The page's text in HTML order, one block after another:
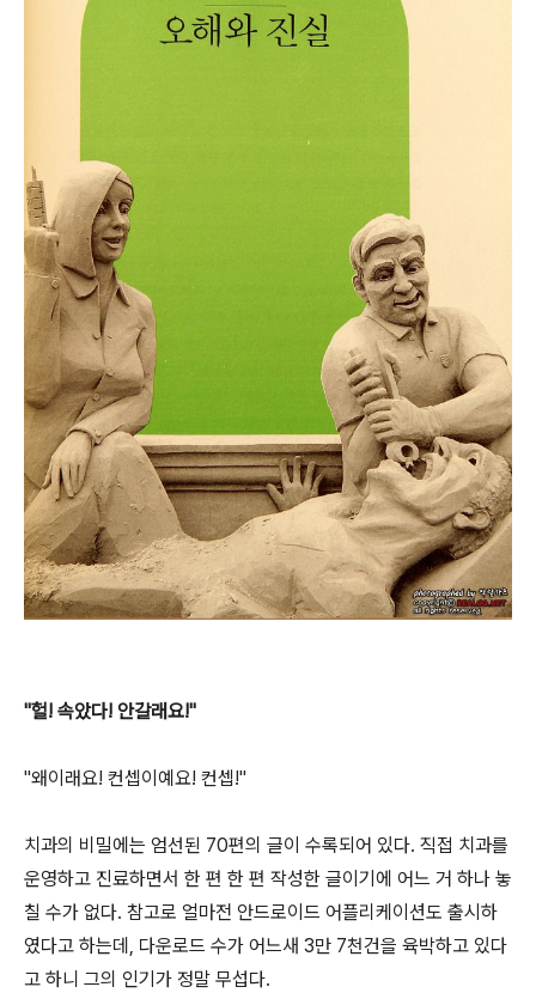
"헐! 속았다! 안갈래요!"
"왜이래요! 컨셉이예요! 컨셉!"
치과의 비밀에는 엄선된 70편의 글이 수록되어 있다. 직접 치과를
운영하고 진료하면서 한 편 한 편 작성한 글이기에 어느 거 하나 놓
칠 수가 없다. 참고로 얼마전 안드로이드 어플리케이션도 출시하
였다고 하는데, 다운로드 수가 어느새 3만 7천건을 육박하고 있다
고 하니 그의 인기가 정말 무섭다.